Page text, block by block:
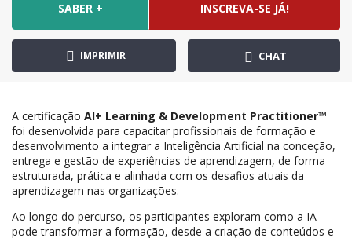
SABER + INSCREVA-SE JÁ!
IMPRIMIR CHAT
A certificação AI+ Learning & Development Practitioner™
foi desenvolvida para capacitar profissionais de formação e
desenvolvimento a integrar a Inteligência Artificial na conceção,
entrega e gestão de experiências de aprendizagem, de forma
estruturada, prática e alinhada com os desafios atuais da
aprendizagem nas organizações.
Ao longo do percurso, os participantes exploram como a IA
pode transformar a formação, desde a criação de conteúdos e